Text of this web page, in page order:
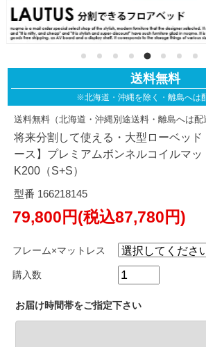
送料無料
※北海道・沖縄を除く・離島へは
送料無料（北海道・沖縄別途送料・離島へは配
将来分割して使える・大型ローベッド
ース】プレミアムボンネルコイルマッ
K200（S+S）
型番 166218145
79,800円(税込87,780円)
フレーム×マットレス
購入数
お届け時間帯をご指定下さい